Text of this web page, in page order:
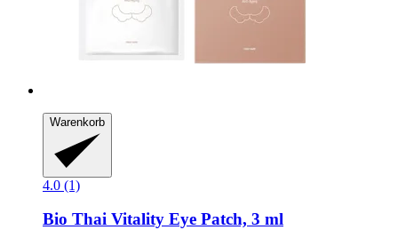
Warenkorb
4.0 (1)
Bio Thai Vitality Eye Patch, 3 ml